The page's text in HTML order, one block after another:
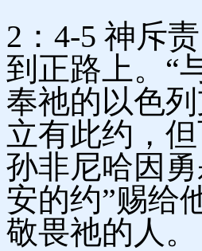
2：4-5 神斥
到正路上。“
奉祂的以色
立有此约，
孙非尼哈因
安的约”赐给
敬畏祂的人。